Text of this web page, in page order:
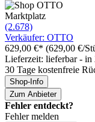
Marktplatz
(2.678)
Verkäufer: OTTO
629,00 €* (629,00 €/
Lieferzeit: lieferbar - in
30 Tage kostenfreie
Shop-Info
Zum Anbieter
Fehler entdeckt?
Fehler melden